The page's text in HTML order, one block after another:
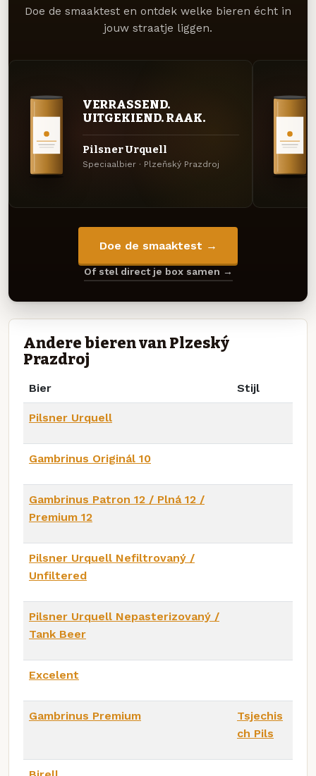
Doe de smaaktest en ontdek welke bieren écht in
jouw straatje liggen.
VERRASSEND.
UITGEKIEND. RAAK.
Pilsner Urquell
Speciaalbier · Plzeňský Prazdroj
Doe de smaaktest →
Of stel direct je box samen →
Andere bieren van Plzeňský
Prazdroj
Bier Stijl
Pilsner Urquell
Gambrinus Originál 10
Gambrinus Patron 12 / Plná 12 /
Premium 12
Pilsner Urquell Nefiltrovaný /
Unfiltered
Pilsner Urquell Nepasterizovaný /
Tank Beer
Excelent
Gambrinus Premium
Tsjechis
ch Pils